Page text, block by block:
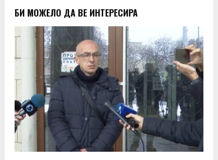
БИ МОЖЕЛО ДА ВЕ ИНТЕРЕСИРА